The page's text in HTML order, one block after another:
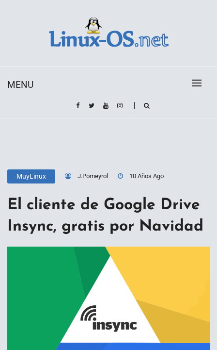
MENU
MuyLinux J.Pomeyrol 10 Años Ago
El cliente de Google Drive
Insync, gratis por Navidad